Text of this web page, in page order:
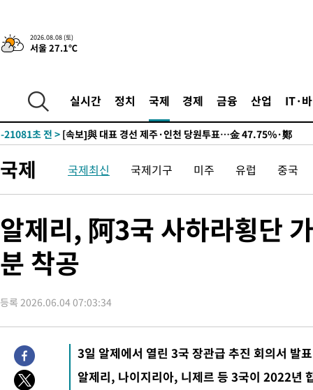
2026.08.08 (토)
서울 27.1℃
실시간 정치 국제 경제 금융 산업 IT·
8시간 전 >[속보]뉴욕증시 상승 마감…S&P 0.6% 나스닥 1.3%↑
한민수·김용 순
-21799초 전 >
[속보]김민석, 與 전대 당원투표 누적 득표율 45.42%로 1위…
청래 44.56%
-21081초 전 >[속보]與 대표 경선 제주·인천 당원투표…金 47.75%·鄭
42.08%·宋 10.17%
-20615초 전 >이강인 "아틀레티코 이적 기뻐…등번호 7번 의미보단 팀 위해
것"
-20550초 전 >
-14324초 전 >
낮 최고 35도 '무더위'…동해안 시간당 30㎜ '강한 비'[내일날
틀레티코 이적"
-13376초 전 >수도권 40도 육박 '펄펄'…동해안 일부 지역엔 호의주의보
-12345초 전 >온열질환 사망자 3명 늘어…누적 환자 3000명 돌파
-6290초 전 > 강릉에 시간당 81.4㎜ 물폭탄…도로 잠기고 담벼락 붕괴
-2397초 전 > 백운산서 80년근 천종산삼 9뿌리 발견…감정가 1.3억원
-107초 전 >선재도서 해루질 나섰다 실종 60대, 닷새 만에 숨진 채 발견
1시간 전 >
극한폭염 한풀 꺾이지만…'낮 최고 35도' 무더위, 열대야 계속[다
날씨]
2시간 전 >
축구협회 "압수수색·성접대 논란 사과…쇄신의 기회로 삼겠다"
국제 국제최신 국제기구 미주 유럽 중국
알제리, 阿3국 사하라횡단
분 착공
등록 2026.06.04 07:03:34
3일 알제에서 열린 3국 장관급 추진 회의서 발표
알제리, 나이지리아, 니제르 등 3국이 2022년